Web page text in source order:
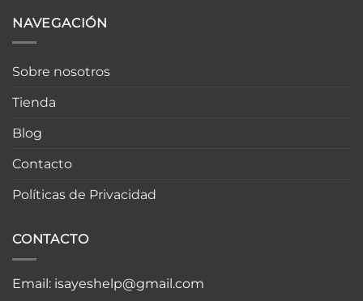
NAVEGACIÓN
Sobre nosotros
Tienda
Blog
Contacto
Políticas de Privacidad
CONTACTO
Email: isayeshelp@gmail.com